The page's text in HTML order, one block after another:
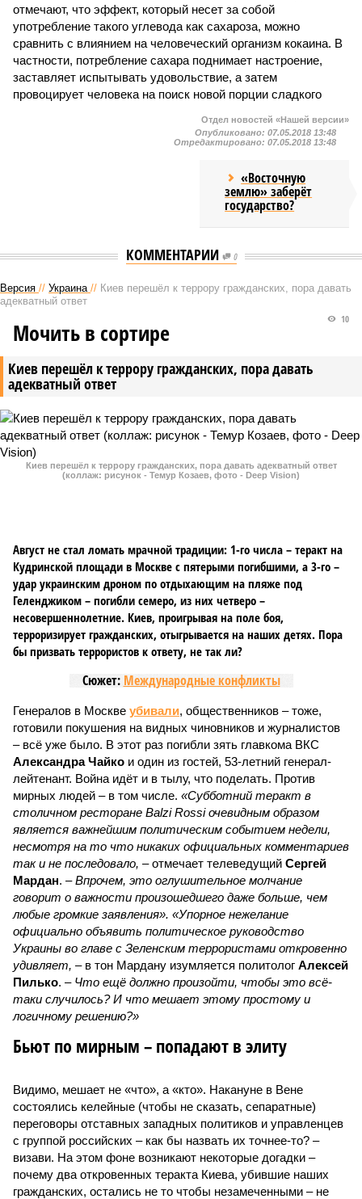
отмечают, что эффект, который несет за собой
употребление такого углевода как сахароза, можно
сравнить с влиянием на человеческий организм кокаина. В
частности, потребление сахара поднимает настроение,
заставляет испытывать удовольствие, а затем
провоцирует человека на поиск новой порции сладкого
Отдел новостей «Нашей версии»
Опубликовано: 07.05.2018 13:48
Отредактировано: 07.05.2018 13:48
«Восточную
землю» заберёт
государство?
КОММЕНТАРИИ 0
Версия // Украина // Киев перешёл к террору гражданских, пора давать
адекватный ответ
Киев перешёл к террору гражданских, пора давать
адекватный ответ
10
Мочить в сортире
Киев перешёл к террору гражданских, пора давать адекватный ответ
(коллаж: рисунок - Темур Козаев, фото - Deep Vision)
Август не стал ломать мрачной традиции: 1-го числа – теракт на
Кудринской площади в Москве с пятерыми погибшими, а 3-го –
удар украинским дроном по отдыхающим на пляже под
Геленджиком – погибли семеро, из них четверо –
несовершеннолетние. Киев, проигрывая на поле боя,
терроризирует гражданских, отыгрывается на наших детях. Пора
бы призвать террористов к ответу, не так ли?
Сюжет: Международные конфликты
Генералов в Москве убивали, общественников – тоже,
готовили покушения на видных чиновников и журналистов
– всё уже было. В этот раз погибли зять главкома ВКС
Александра Чайко и один из гостей, 53-летний генерал-
лейтенант. Война идёт и в тылу, что поделать. Против
мирных людей – в том числе. «Субботний теракт в
столичном ресторане Balzi Rossi очевидным образом
является важнейшим политическим событием недели,
несмотря на то что никаких официальных комментариев
так и не последовало, – отмечает телеведущий Сергей
Мардан. –Впрочем, это оглушительное молчание
говорит о важности произошедшего даже больше, чем
любые громкие заявления». «Упорное нежелание
официально объявить политическое руководство
Украины во главе с Зеленским террористами откровенно
удивляет, – в тон Мардану изумляется политолог Алексей
Пилько. – Что ещё должно произойти, чтобы это всё-
таки случилось? И что мешает этому простому и
логичному решению?»
Бьют по мирным – попадают в элиту
Видимо, мешает не «что», а «кто». Накануне в Вене
состоялись келейные (чтобы не сказать, сепаратные)
переговоры отставных западных политиков и управленцев
с группой российских – как бы назвать их точнее-то? –
визави. На этом фоне возникают некоторые догадки –
почему два откровенных теракта Киева, убившие наших
гражданских, остались не то чтобы незамеченными – не